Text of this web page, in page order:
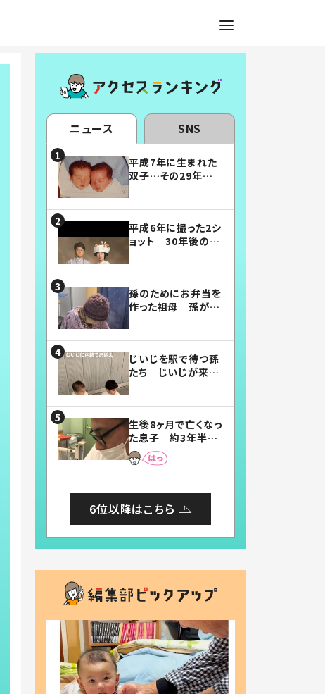
ニュース SNS
平成7年に生まれた
双子…その29年後
平成6年に撮った2シ
ョット 30年後の姿
孫のためにお弁当を
作った祖母 孫が絶
じいじを駅で待つ孫
たち じいじが来た
まらない」「幸せにな
れる」
生後8ヶ月で亡くなっ
た息子 約3年半
後、当時の妻の日記
に書いてあった本音
6位以降はこちら